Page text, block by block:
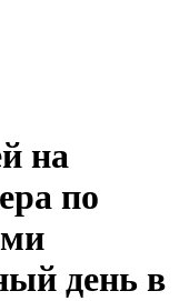
на
по
день в